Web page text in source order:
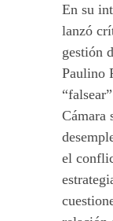
En su
lanzó
gestión
Paulino
Cámara
el